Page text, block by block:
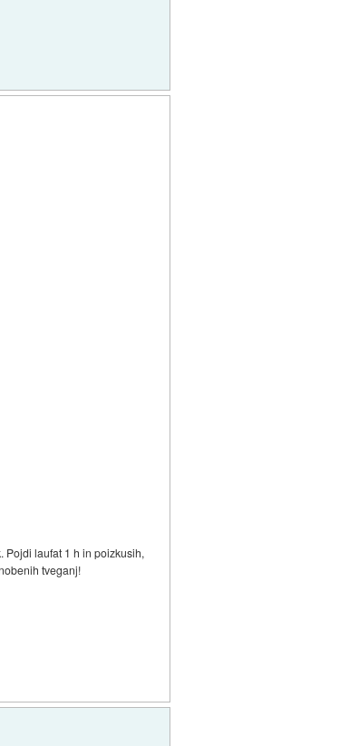
Pojdi laufat 1 h in poizkusih,
tveganj!